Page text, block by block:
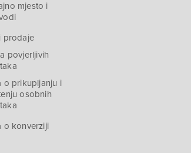
mjesto i
prodaje
povjerljivih
o prikupljanju i
osobnih
o konverziji